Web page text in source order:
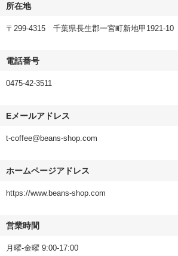
所在地
〒299-4315 千葉県長生郡一宮町新地甲1921-10
電話番号
0475-42-3511
Eメールアドレス
t-coffee@beans-shop.com
ホームページアドレス
https://www.beans-shop.com
営業時間
月曜-金曜 9:00-17:00